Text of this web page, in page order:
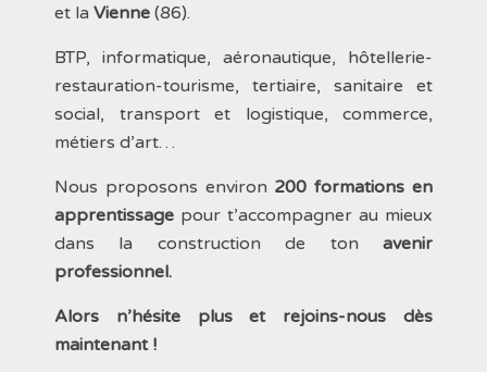
et la Vienne (86).
BTP, informatique, aéronautique, hôtellerie-
restauration-tourisme, tertiaire, sanitaire et
social, transport et logistique, commerce,
métiers d’art…
Nous proposons environ 200 formations en
apprentissage pour t’accompagner au mieux
dans la construction de ton avenir
professionnel.
Alors n’hésite plus et rejoins-nous dès
maintenant !